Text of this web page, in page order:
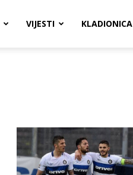
VIJESTI KLADIONICA